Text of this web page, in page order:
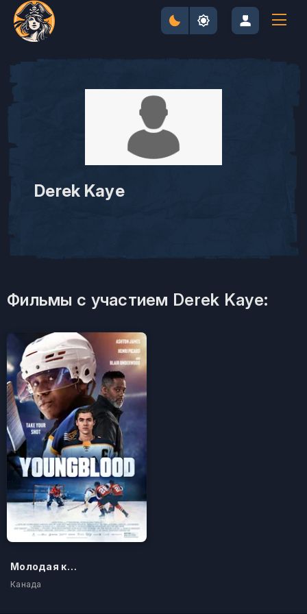
Derek Kaye
Фильмы с участием Derek Kaye:
Молодая кровь
Канада